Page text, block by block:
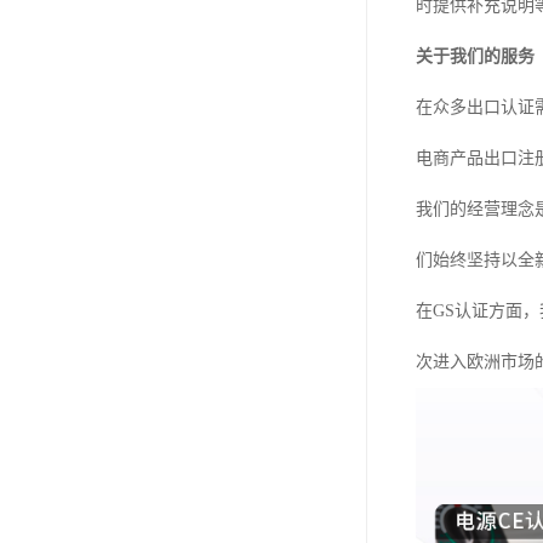
时提供补充说明
关于我们的服务
在众多出口认证
电商产品出口注
我们的经营理念
们始终坚持以全
在GS认证方面
次进入欧洲市场